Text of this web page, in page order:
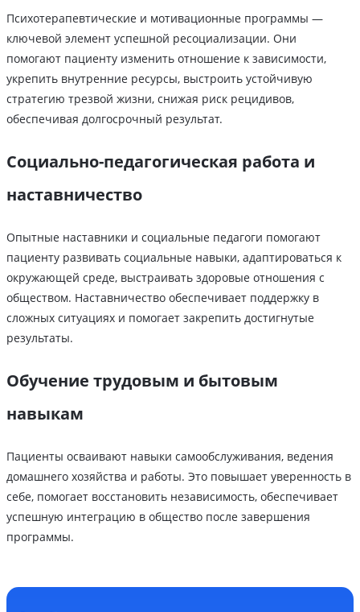
Психотерапевтические и мотивационные программы —
ключевой элемент успешной ресоциализации. Они
помогают пациенту изменить отношение к зависимости,
укрепить внутренние ресурсы, выстроить устойчивую
стратегию трезвой жизни, снижая риск рецидивов,
обеспечивая долгосрочный результат.
Социально-педагогическая работа и
наставничество
Опытные наставники и социальные педагоги помогают
пациенту развивать социальные навыки, адаптироваться к
окружающей среде, выстраивать здоровые отношения с
обществом. Наставничество обеспечивает поддержку в
сложных ситуациях и помогает закрепить достигнутые
результаты.
Обучение трудовым и бытовым
навыкам
Пациенты осваивают навыки самообслуживания, ведения
домашнего хозяйства и работы. Это повышает уверенность в
себе, помогает восстановить независимость, обеспечивает
успешную интеграцию в общество после завершения
программы.